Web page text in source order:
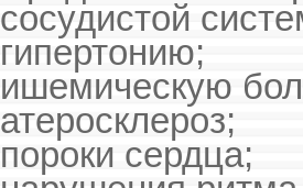
сосудистой
гипертонию;
ишемическую
атеросклероз;
пороки сердца;